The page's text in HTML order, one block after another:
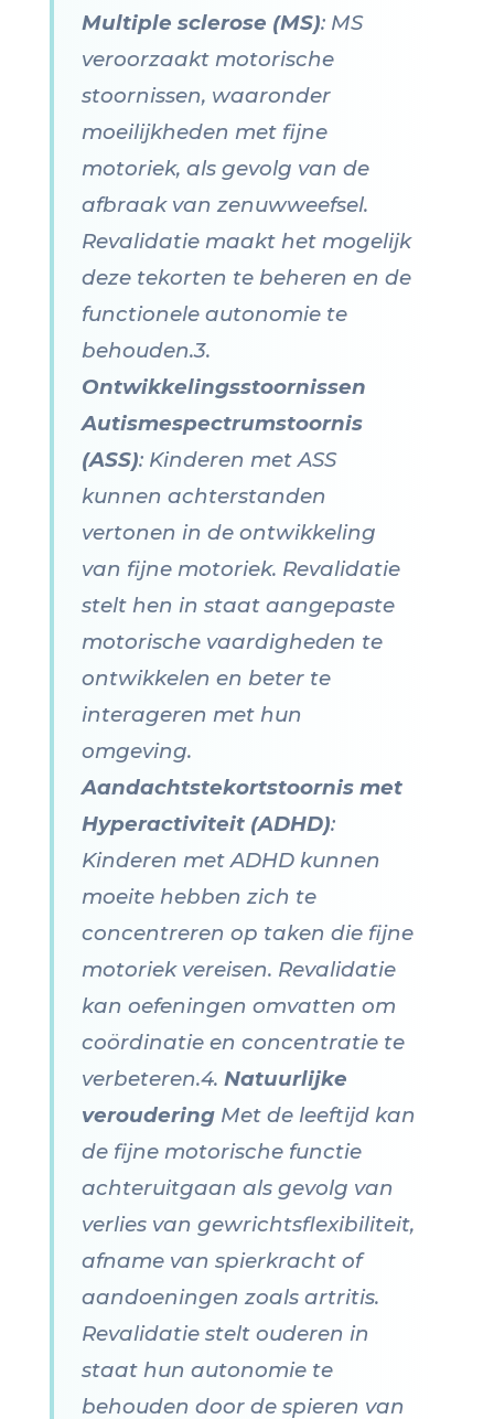
Multiple sclerose (MS): MS
veroorzaakt motorische
stoornissen, waaronder
moeilijkheden met fijne
motoriek, als gevolg van de
afbraak van zenuwweefsel.
Revalidatie maakt het mogelijk
deze tekorten te beheren en de
functionele autonomie te
behouden.3.
Ontwikkelingsstoornissen
Autismespectrumstoornis
(ASS): Kinderen met ASS
kunnen achterstanden
vertonen in de ontwikkeling
van fijne motoriek. Revalidatie
stelt hen in staat aangepaste
motorische vaardigheden te
ontwikkelen en beter te
interageren met hun
omgeving.
Aandachtstekortstoornis met
Hyperactiviteit (ADHD):
Kinderen met ADHD kunnen
moeite hebben zich te
concentreren op taken die fijne
motoriek vereisen. Revalidatie
kan oefeningen omvatten om
coördinatie en concentratie te
verbeteren.4. Natuurlijke
verouderingMet de leeftijd kan
de fijne motorische functie
achteruitgaan als gevolg van
verlies van gewrichtsflexibiliteit,
afname van spierkracht of
aandoeningen zoals artritis.
Revalidatie stelt ouderen in
staat hun autonomie te
behouden door de spieren van